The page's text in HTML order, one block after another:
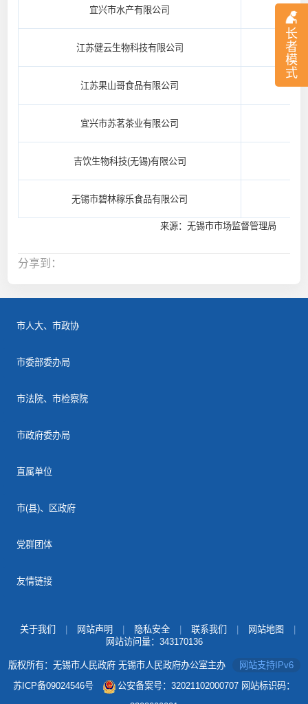
长
者
模
式
宜兴市水产有限公司
江苏健云生物科技有限公司
江苏果山哥食品有限公司
宜兴市苏茗茶业有限公司
吉饮生物科技(无锡)有限公司
无锡市碧林稼乐食品有限公司
来源：无锡市市场监督管理局
分享到：
市人大、市政协
市委部委办局
市法院、市检察院
市政府委办局
直属单位
市(县)、区政府
党群团体
友情链接
关于我们 网站声明 隐私安全 联系我们 网站地图
网站访问量： 343170136
版权所有：无锡市人民政府 无锡市人民政府办公室主办
网站支持IPv6
苏ICP备09024546号
公安备案号：32021102000707 网站标识码：